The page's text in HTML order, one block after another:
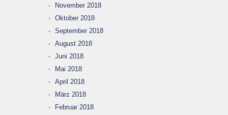
November 2018
Oktober 2018
September 2018
August 2018
Juni 2018
Mai 2018
April 2018
März 2018
Februar 2018